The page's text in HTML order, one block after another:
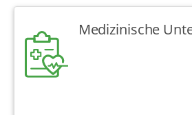
Medizinische